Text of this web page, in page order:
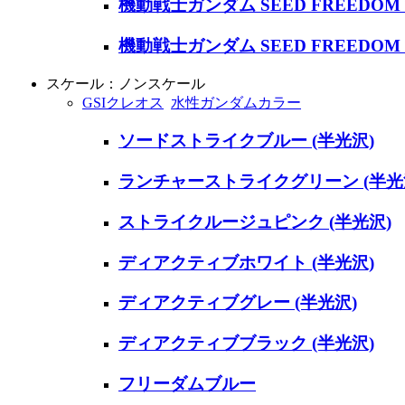
機動戦士ガンダム SEED FREEDOM
機動戦士ガンダム SEED FREEDOM
スケール：ノンスケール
GSIクレオス
水性ガンダムカラー
ソードストライクブルー (半光沢)
ランチャーストライクグリーン (半
ストライクルージュピンク (半光沢)
ディアクティブホワイト (半光沢)
ディアクティブグレー (半光沢)
ディアクティブブラック (半光沢)
フリーダムブルー